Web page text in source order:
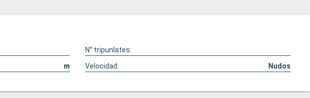
N° tripunlates:
m Velocidad: Nudos